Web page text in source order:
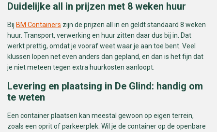
Duidelijke all in prijzen met 8 weken huur
Bij BM Containers zijn de prijzen all in en geldt standaard 8 weken
huur. Transport, verwerking en huur zitten daar dus bij in. Dat
werkt prettig, omdat je vooraf weet waar je aan toe bent. Veel
klussen lopen net even anders dan gepland, en dan is het fijn dat
je niet meteen tegen extra huurkosten aanloopt.
Levering en plaatsing in De Glind: handig om
te weten
Een container plaatsen kan meestal gewoon op eigen terrein,
zoals een oprit of parkeerplek. Wil je de container op de openbare